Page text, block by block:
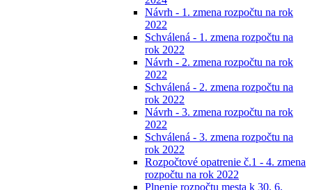
Návrh - 1. zmena rozpočtu na rok
2022
Schválená - 1. zmena rozpočtu na
rok 2022
Návrh - 2. zmena rozpočtu na rok
2022
Schválená - 2. zmena rozpočtu na
rok 2022
Návrh - 3. zmena rozpočtu na rok
2022
Schválená - 3. zmena rozpočtu na
rok 2022
Rozpočtové opatrenie č.1 - 4. zmena
rozpočtu na rok 2022
Plnenie rozpočtu mesta k 30. 6.